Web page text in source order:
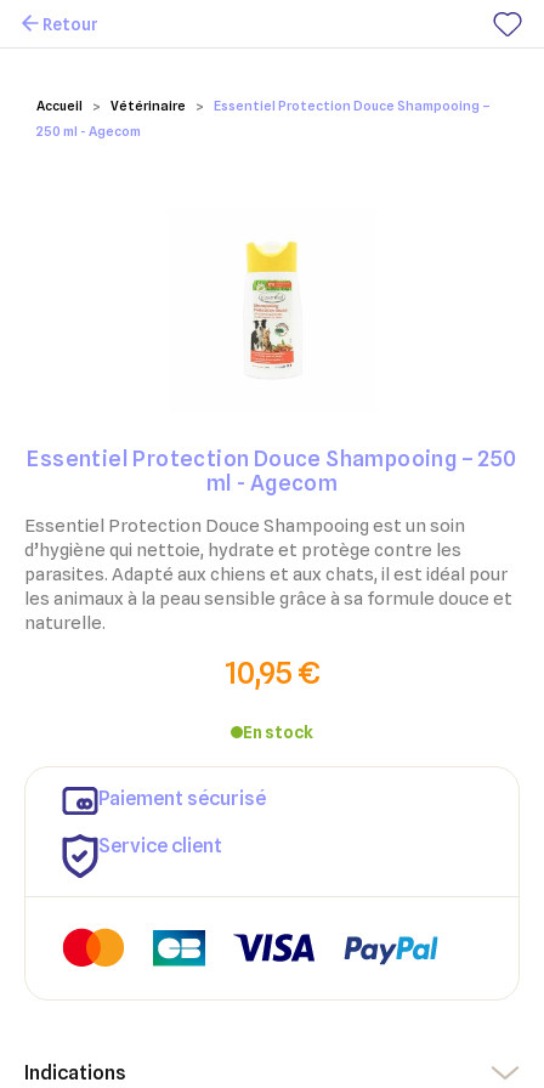
Mes favoris
Accueil Vétérinaire
Essentiel Protection Douce Shampooing –
250 ml - Agecom
Retour
Essentiel Protection Douce Shampooing – 250
ml - Agecom
Essentiel Protection Douce Shampooing est un soin
d’hygiène qui nettoie, hydrate et protège contre les
parasites. Adapté aux chiens et aux chats, il est idéal pour
les animaux à la peau sensible grâce à sa formule douce et
naturelle.
10,95 €
En stock
Paiement sécurisé
Service client
Indications
Créer une liste d'envies ×
Connexion ×